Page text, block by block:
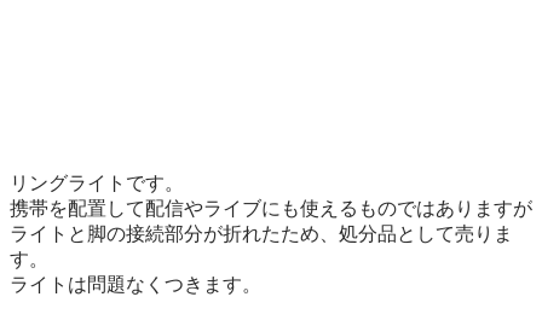
リングライトです。
携帯を配置して配信やライブにも使えるものではありますが
ライトと脚の接続部分が折れたため、処分品として売りま
す。
ライトは問題なくつきます。